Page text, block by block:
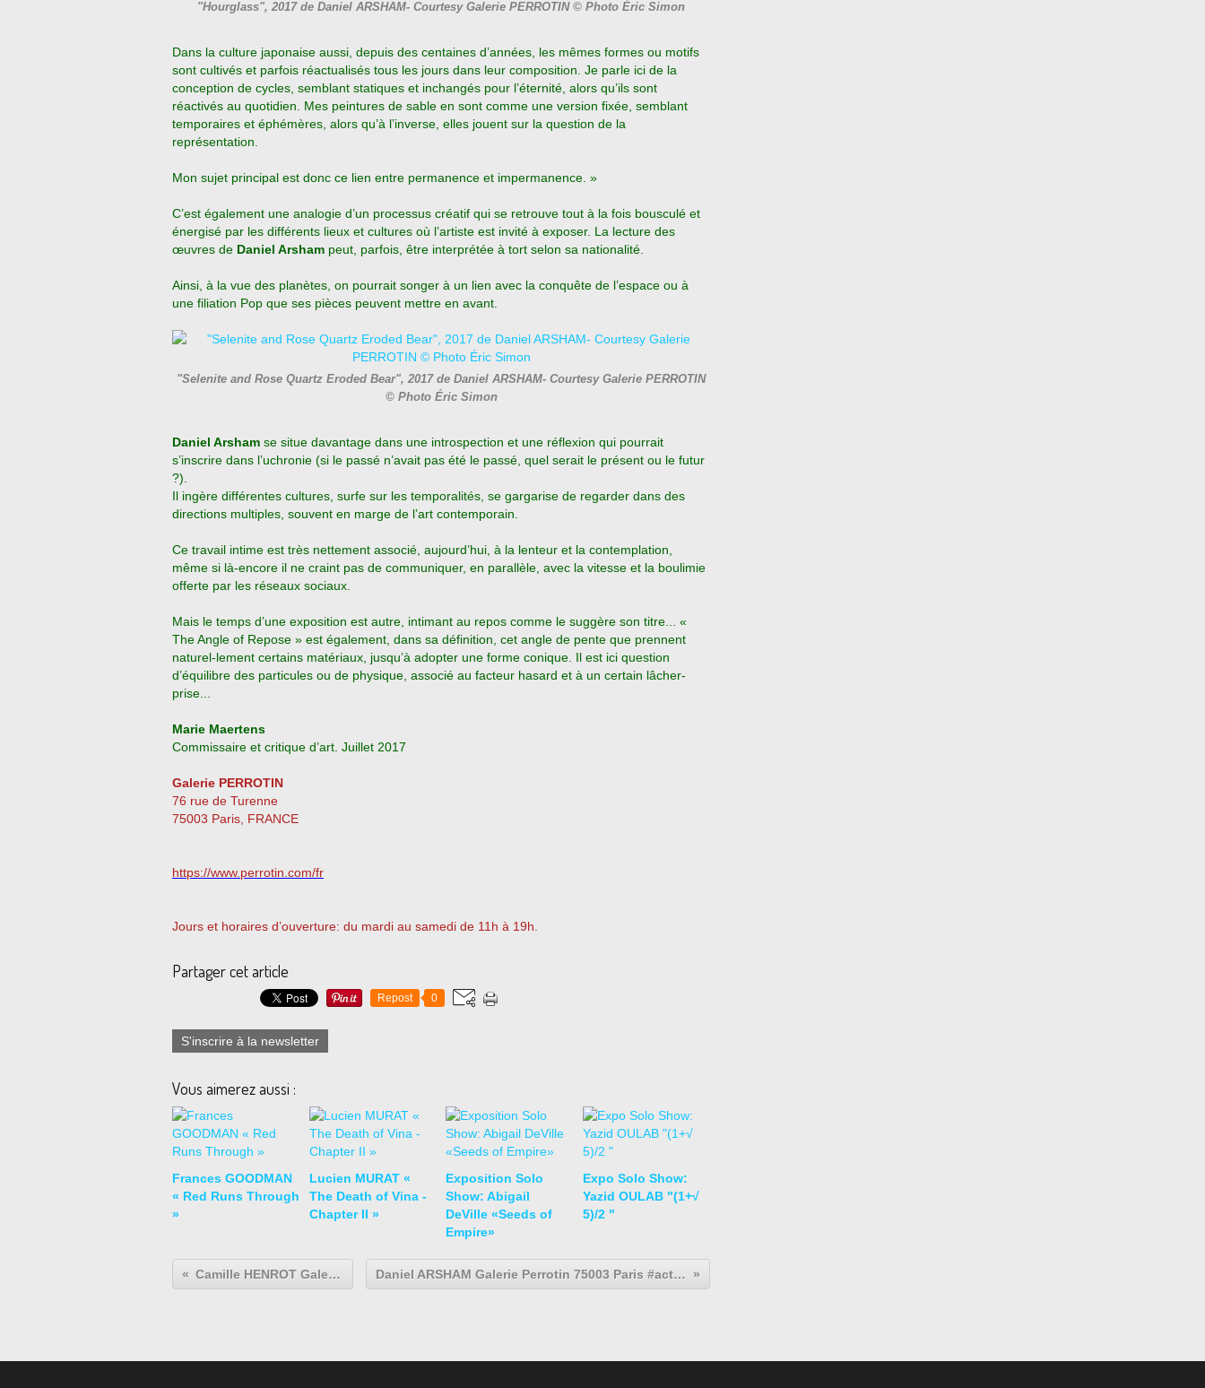
"Hourglass", 2017 de Daniel ARSHAM- Courtesy Galerie PERROTIN © Photo Éric Simon
Dans la culture japonaise aussi, depuis des centaines d’années, les mêmes formes ou motifs
sont cultivés et parfois réactualisés tous les jours dans leur composition. Je parle ici de la
conception de cycles, semblant statiques et inchangés pour l’éternité, alors qu’ils sont
réactivés au quotidien. Mes peintures de sable en sont comme une version fixée, semblant
temporaires et éphémères, alors qu’à l’inverse, elles jouent sur la question de la
représentation.
Mon sujet principal est donc ce lien entre permanence et impermanence. »
C’est également une analogie d’un processus créatif qui se retrouve tout à la fois bousculé et
énergisé par les différents lieux et cultures où l’artiste est invité à exposer. La lecture des
œuvres de Daniel Arsham peut, parfois, être interprétée à tort selon sa nationalité.
Ainsi, à la vue des planètes, on pourrait songer à un lien avec la conquête de l’espace ou à
une filiation Pop que ses pièces peuvent mettre en avant.
"Selenite and Rose Quartz Eroded Bear", 2017 de Daniel ARSHAM- Courtesy Galerie PERROTIN
© Photo Éric Simon
Daniel Arsham se situe davantage dans une introspection et une réflexion qui pourrait
s’inscrire dans l’uchronie (si le passé n’avait pas été le passé, quel serait le présent ou le futur
?).
Il ingère différentes cultures, surfe sur les temporalités, se gargarise de regarder dans des
directions multiples, souvent en marge de l’art contemporain.
Ce travail intime est très nettement associé, aujourd’hui, à la lenteur et la contemplation,
même si là-encore il ne craint pas de communiquer, en parallèle, avec la vitesse et la boulimie
offerte par les réseaux sociaux.
Mais le temps d’une exposition est autre, intimant au repos comme le suggère son titre... «
The Angle of Repose » est également, dans sa définition, cet angle de pente que prennent
naturel-lement certains matériaux, jusqu’à adopter une forme conique. Il est ici question
d’équilibre des particules ou de physique, associé au facteur hasard et à un certain lâcher-
prise...
Marie Maertens
Commissaire et critique d’art. Juillet 2017
Galerie PERROTIN
76 rue de Turenne
75003 Paris, FRANCE
https://www.perrotin.com/fr
Jours et horaires d’ouverture: du mardi au samedi de 11h à 19h.
Partager cet article
Repost 0
S'inscrire à la newsletter
Vous aimerez aussi :
Frances GOODMAN
« Red Runs Through
»
Lucien MURAT «
The Death of Vina -
Chapter II »
Exposition Solo
Show: Abigail
DeVille «Seeds of
Empire»
Expo Solo Show:
Yazid OULAB "(1+√
5)/2 "
Camille HENROT Galerie Kamel Mennour 75006 Paris Daniel ARSHAM Galerie Perrotin 75003 Paris #actuart#expoaparis#exhibitioninparis#arsham#galerieperrotin